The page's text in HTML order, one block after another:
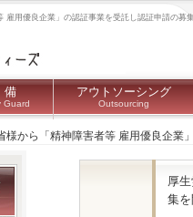
雇用優良企業」の認証事業を受託し認証申請の
Guard
アウトソーシング
Outsourcing
様から「精神障害者等 雇用優良企業
厚
集を